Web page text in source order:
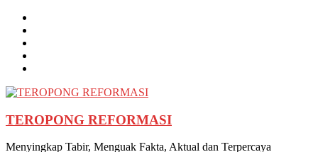
TEROPONG REFORMASI
Menyingkap Tabir, Menguak Fakta, Aktual dan Terpercaya